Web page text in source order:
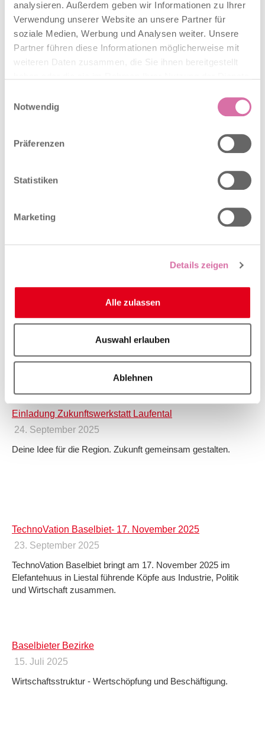
analysieren. Außerdem geben wir Informationen zu Ihrer
Verwendung unserer Website an unsere Partner für
soziale Medien, Werbung und Analysen weiter. Unsere
Partner führen diese Informationen möglicherweise mit
weiteren Daten zusammen, die Sie ihnen bereitgestellt
Notwendig
Präferenzen
Statistiken
Marketing
Details zeigen
Alle zulassen
Auswahl erlauben
Ablehnen
Save the Date: Baselbieter Arbeitsmarkt- und
Leadership in Zeiten des Wandels
Auch US-Zölle von 15 % bremsen die Konjunktur
Konjunkturbericht Standortförderung Baselland, Winter
22.10.2025 – Workshop für zukunftsfähige KMU
7. Oktober 2025
Lernen Sie das Swiss Triple Impact (STI) Programm kennen
und erfahren Sie, wie Sie Nachhaltigkeitsanforderungen zum
Einladung Zukunftswerkstatt Laufental
24. September 2025
Deine Idee für die Region. Zukunft gemeinsam gestalten.
TechnoVation Baselbiet- 17. November 2025
23. September 2025
TechnoVation Baselbiet bringt am 17. November 2025 im
Elefantehuus in Liestal führende Köpfe aus Industrie, Politik
und Wirtschaft zusammen.
Baselbieter Bezirke
15. Juli 2025
Wirtschaftsstruktur - Wertschöpfung und Beschäftigung.